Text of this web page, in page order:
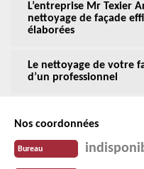
L’entreprise Mr Texier
nettoyage de façade
élaborées
Le nettoyage de votre
d’un professionnel
Nos coordonnées
Bureau